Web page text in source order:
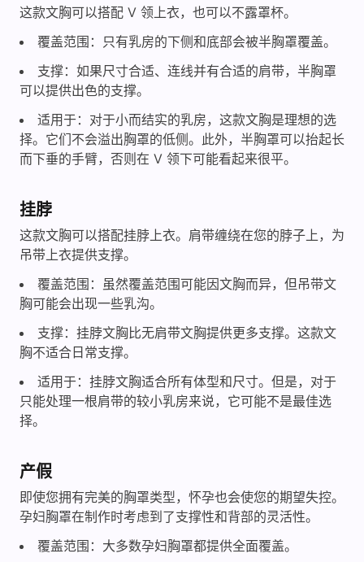
这款文胸可以搭配 V 领上衣，也可以不露罩杯。
覆盖范围：只有乳房的下侧和底部会被半胸罩覆盖。
支撑：如果尺寸合适、连线并有合适的肩带，半胸罩
可以提供出色的支撑。
适用于：对于小而结实的乳房，这款文胸是理想的选
择。它们不会溢出胸罩的低侧。此外，半胸罩可以抬起长
而下垂的手臂，否则在 V 领下可能看起来很平。
挂脖
这款文胸可以搭配挂脖上衣。肩带缠绕在您的脖子上，为
吊带上衣提供支撑。
覆盖范围：虽然覆盖范围可能因文胸而异，但吊带文
胸可能会出现一些乳沟。
支撑：挂脖文胸比无肩带文胸提供更多支撑。这款文
胸不适合日常支撑。
适用于：挂脖文胸适合所有体型和尺寸。但是，对于
只能处理一根肩带的较小乳房来说，它可能不是最佳选
择。
产假
即使您拥有完美的胸罩类型，怀孕也会使您的期望失控。
孕妇胸罩在制作时考虑到了支撑性和背部的灵活性。
覆盖范围：大多数孕妇胸罩都提供全面覆盖。